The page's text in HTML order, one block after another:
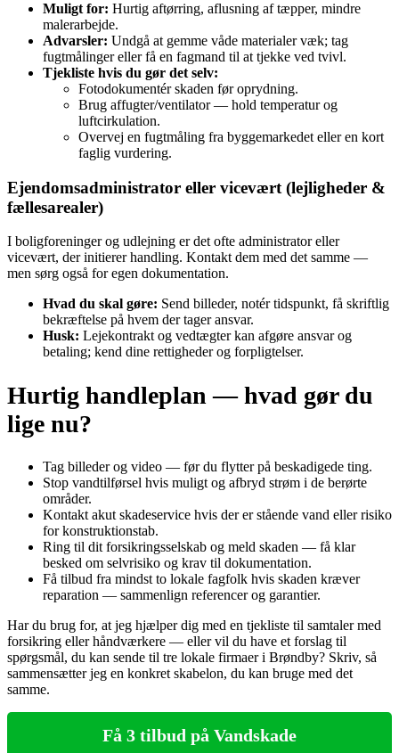
Muligt for: Hurtig aftørring, aflusning af tæpper, mindre
malerarbejde.
Advarsler: Undgå at gemme våde materialer væk; tag
fugtmålinger eller få en fagmand til at tjekke ved tvivl.
Tjekliste hvis du gør det selv:
Fotodokumentér skaden før oprydning.
Brug affugter/ventilator — hold temperatur og
luftcirkulation.
Overvej en fugtmåling fra byggemarkedet eller en kort
faglig vurdering.
Ejendomsadministrator eller vicevært (lejligheder &
fællesarealer)
I boligforeninger og udlejning er det ofte administrator eller
vicevært, der initierer handling. Kontakt dem med det samme —
men sørg også for egen dokumentation.
Hvad du skal gøre: Send billeder, notér tidspunkt, få skriftlig
bekræftelse på hvem der tager ansvar.
Husk: Lejekontrakt og vedtægter kan afgøre ansvar og
betaling; kend dine rettigheder og forpligtelser.
Hurtig handleplan — hvad gør du
lige nu?
Tag billeder og video — før du flytter på beskadigede ting.
Stop vandtilførsel hvis muligt og afbryd strøm i de berørte
områder.
Kontakt akut skadeservice hvis der er stående vand eller risiko
for konstruktionstab.
Ring til dit forsikringsselskab og meld skaden — få klar
besked om selvrisiko og krav til dokumentation.
Få tilbud fra mindst to lokale fagfolk hvis skaden kræver
reparation — sammenlign referencer og garantier.
Har du brug for, at jeg hjælper dig med en tjekliste til samtaler med
forsikring eller håndværkere — eller vil du have et forslag til
spørgsmål, du kan sende til tre lokale firmaer i Brøndby? Skriv, så
sammensætter jeg en konkret skabelon, du kan bruge med det
samme.
Få 3 tilbud på Vandskade